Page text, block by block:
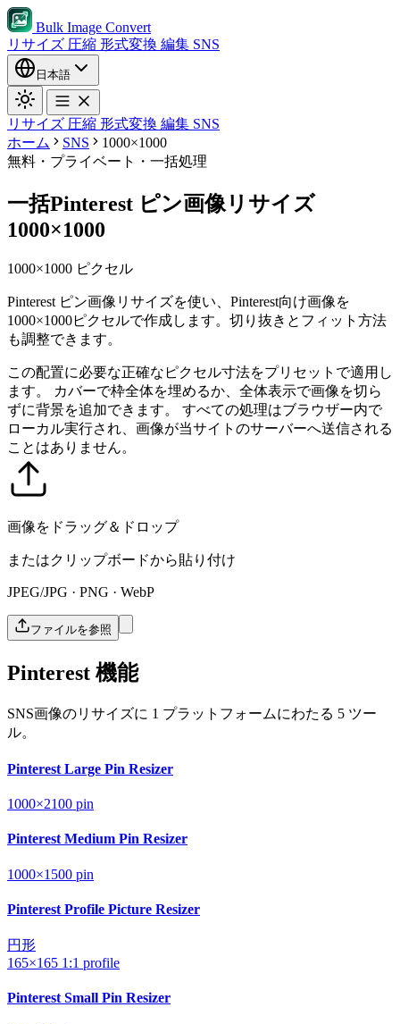
Bulk Image Convert
リサイズ 圧縮 形式変換 編集 SNS
日本語
リサイズ 圧縮 形式変換 編集 SNS
ホーム
SNS
1000×1000
無料・プライベート・一括処理
一括Pinterest ピン画像リサイズ
1000×1000
1000×1000 ピクセル
Pinterest ピン画像リサイズを使い、Pinterest向け画像を
1000×1000ピクセルで作成します。切り抜きとフィット方法
も調整できます。
この配置に必要な正確なピクセル寸法をプリセットで適用し
ます。
カバーで枠全体を埋めるか、全体表示で画像を切ら
ずに背景を追加できます。 すべての処理はブラウザー内で
ローカル実行され、画像が当サイトのサーバーへ送信される
ことはありません。
画像をドラッグ＆ドロップ
またはクリップボードから貼り付け
JPEG/JPG · PNG · WebP
ファイルを参照
Pinterest 機能
SNS画像のリサイズに 1 プラットフォームにわたる 5 ツー
ル。
Pinterest Large Pin Resizer
1000×2100 pin
Pinterest Medium Pin Resizer
1000×1500 pin
Pinterest Profile Picture Resizer
円形
165×165 1:1 profile
Pinterest Small Pin Resizer